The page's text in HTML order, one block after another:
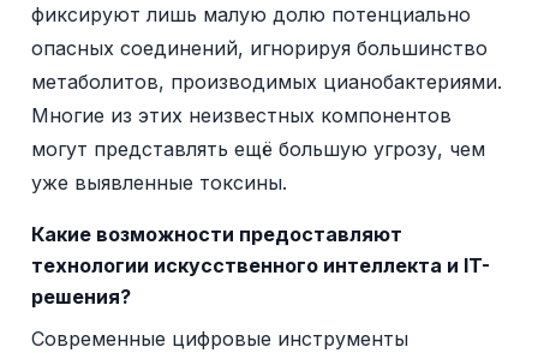
фиксируют лишь малую долю потенциально
опасных соединений, игнорируя большинство
метаболитов, производимых цианобактериями.
Многие из этих неизвестных компонентов
могут представлять ещё большую угрозу, чем
уже выявленные токсины.
Какие возможности предоставляют
технологии искусственного интеллекта и IT-
решения?
Современные цифровые инструменты